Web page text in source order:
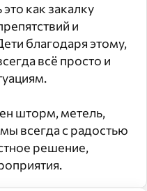
как закалку
и
благодаря этому,
всё просто и
шторм, метель,
всегда с радостью
решение,